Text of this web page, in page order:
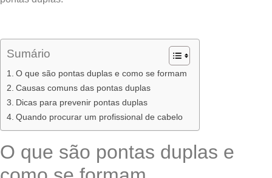
Sumário
O que são pontas duplas e como se formam
Causas comuns das pontas duplas
Dicas para prevenir pontas duplas
Quando procurar um profissional de cabelo
O que são pontas duplas e